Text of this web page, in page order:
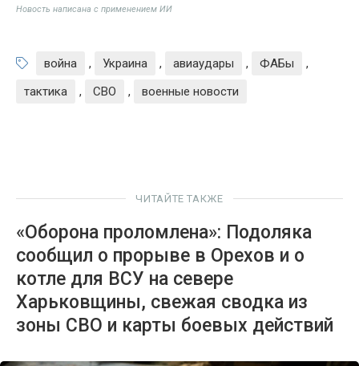
Новость написана с применением ИИ
война , Украина , авиаудары , ФАБы
,
тактика
, СВО , военные новости
ЧИТАЙТЕ ТАКЖЕ
«Оборона проломлена»: Подоляка
сообщил о прорыве в Орехов и о
котле для ВСУ на севере
Харьковщины, свежая сводка из
зоны СВО и карты боевых действий